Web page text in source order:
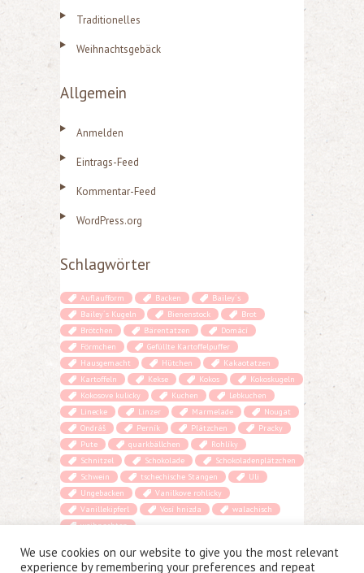
Traditionelles
Weihnachtsgebäck
Allgemein
Anmelden
Eintrags-Feed
Kommentar-Feed
WordPress.org
Schlagwörter
Auflaufform Backen
Bailey´s
Bailey´s Kugeln
Bienenstock
Brot
Brötchen
Bärentatzen
Domácí
Förmchen
Gefüllte Kartoffelpuffer
Hausgemacht
Hütchen
Kakaotatzen
Kartoffeln
Kekse Kokos
Kokoskugeln
Kokosove kulicky
Kuchen
Lebkuchen
Linecke
Linzer Marmelade
Nougat
Ondráš
Perník Plätzchen
Pracky
Pute
quarkbällchen
Rohlíky
Schnitzel
Schokolade
Schokoladenplätzchen
Schwein
tschechische Stangen
Uli
Ungebacken
Vanilkove rohlicky
Vanillekipferl
Vosí hnizda
walachisch
weihnachten
We use cookies on our website to give you the most relevant
experience by remembering your preferences and repeat